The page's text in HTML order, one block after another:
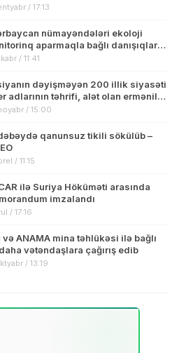
/ 17:13
nümayəndələri ekoloji
aparmaqla bağlı danışıqlar
Xocalıdadır
/ 11:41
dəyişməyən 200 illik siyasəti
adlarının təhrifi, alət olan ermənilər
/ 15:00
qanunsuz tikili sökülüb –
/ 11:15
ilə Suriya Höküməti arasında
imzalandı
/ 17:16
və ANAMA mina təhlükəsi ilə bağlı
vətəndaşlara çağırış edib
/ 13:19